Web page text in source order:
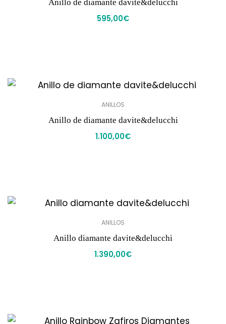
Anillo de diamante davite&delucchi
595,00€
ANILLOS
Anillo de diamante davite&delucchi
1.100,00€
ANILLOS
Anillo diamante davite&delucchi
1.390,00€